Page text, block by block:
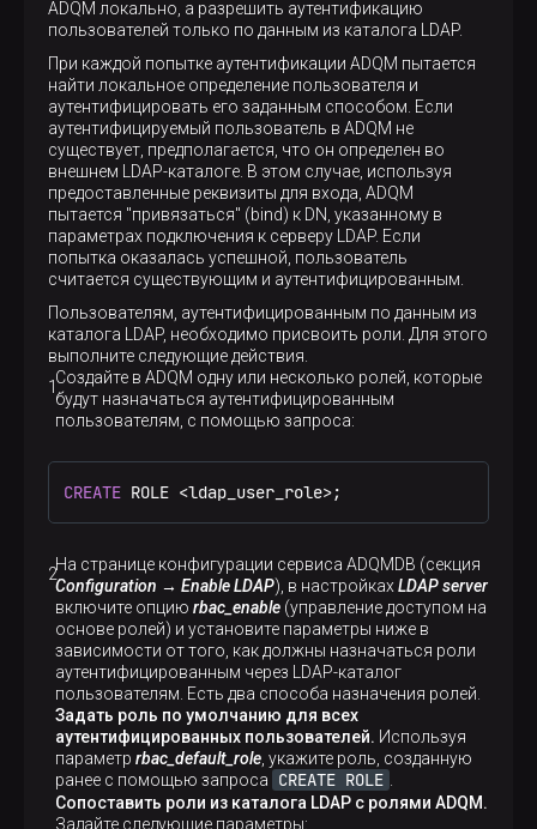
ADQM локально, а разрешить аутентификацию
пользователей только по данным из каталога LDAP.
При каждой попытке аутентификации ADQM пытается
найти локальное определение пользователя и
аутентифицировать его заданным способом. Если
аутентифицируемый пользователь в ADQM не
существует, предполагается, что он определен во
внешнем LDAP-каталоге. В этом случае, используя
предоставленные реквизиты для входа, ADQM
пытается "привязаться" (bind) к DN, указанному в
параметрах подключения к серверу LDAP. Если
попытка оказалась успешной, пользователь
считается существующим и аутентифицированным.
Пользователям, аутентифицированным по данным из
каталога LDAP, необходимо присвоить роли. Для этого
выполните следующие действия.
Создайте в ADQM одну или несколько ролей, которые
будут назначаться аутентифицированным
пользователям, с помощью запроса:
CREATE ROLE <ldap_user_role>;
На странице конфигурации сервиса ADQMDB (секция
Configuration → Enable LDAP), в настройках LDAP server
включите опцию rbac_enable (управление доступом на
основе ролей) и установите параметры ниже в
зависимости от того, как должны назначаться роли
аутентифицированным через LDAP-каталог
пользователям. Есть два способа назначения ролей.
Задать роль по умолчанию для всех
аутентифицированных пользователей. Используя
параметр rbac_default_role , укажите роль, созданную
ранее с помощью запроса
CREATE ROLE
Сопоставить роли из каталога LDAP с ролями ADQM.
Задайте следующие параметры: